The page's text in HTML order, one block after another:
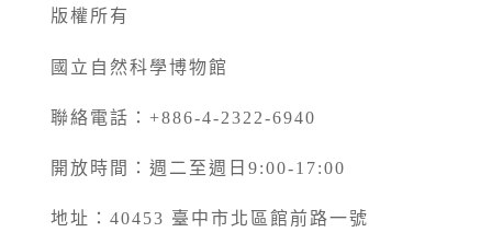
版權所有
國立自然科學博物館
聯絡電話：+886-4-2322-6940
開放時間：週二至週日9:00-17:00
地址：40453 臺中市北區館前路一號